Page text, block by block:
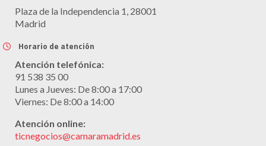
Plaza de la Independencia 1, 28001
Madrid
Horario de atención
Atención telefónica:
91 538 35 00
Lunes a Jueves: De 8:00 a 17:00
Viernes: De 8:00 a 14:00
Atención online:
ticnegocios@camaramadrid.es